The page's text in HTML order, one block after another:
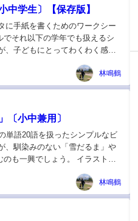
中学生〕【保存版】
に手紙を書くためのワークシー
でそれ以下の学年でも扱えるシ
子どもにとってわくわく感の
林鳴鶴
〔小中兼用〕
単語20語を扱ったシンプルなビ
、馴染みのない「雪だるま」や
も一興でしょう。 イラストを
林鳴鶴